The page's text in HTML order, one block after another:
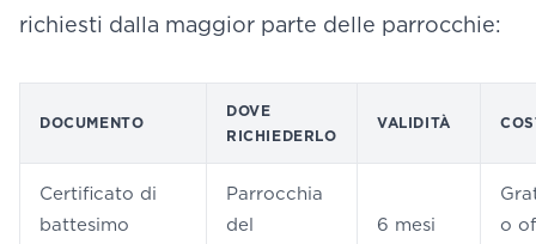
richiesti dalla maggior parte delle parrocchie:
DOCUMENTO
DOVE
RICHIEDERLO
VALIDITÀ
Certificato di
battesimo
Parrocchia
del
6 mesi
o